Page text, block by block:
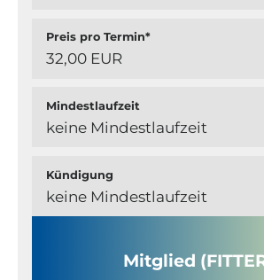
Preis pro Termin*
32,00 EUR
Mindestlaufzeit
keine Mindestlaufzeit
Kündigung
keine Mindestlaufzeit
Mitglied